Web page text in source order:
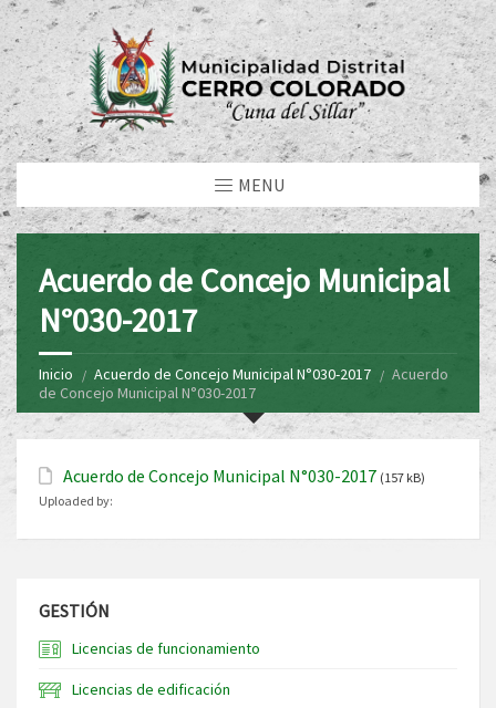
MENU
Acuerdo de Concejo Municipal
N°030-2017
Inicio Acuerdo de Concejo Municipal N°030-2017
Acuerdo
de Concejo Municipal N°030-2017
Acuerdo de Concejo Municipal N°030-2017 (157 kB)
Uploaded by:
GESTIÓN
Licencias de funcionamiento
Licencias de edificación